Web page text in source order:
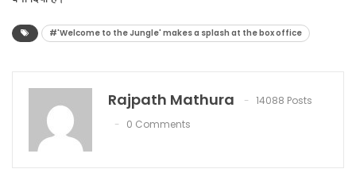
#'Welcome to the Jungle' makes a splash at the box office
Rajpath Mathura
14088 Posts
0 Comments